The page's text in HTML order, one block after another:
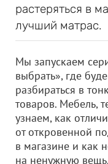
растеряться в
лучший матрас.
Мы запускаем
выбрать», где
разбираться в
товаров. Мебель,
узнаем, как
от откровенной
в магазине и как
на ненужную